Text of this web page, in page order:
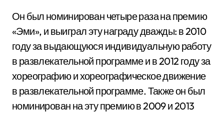
Он был номинирован четыре раза на премию
«Эми», и выиграл эту награду дважды: в 2010
году за выдающуюся индивидуальную работу
в развлекательной программе и в 2012 году за
хореографию и хореографическое движение
в развлекательной программе. Также он был
номинирован на эту премию в 2009 и 2013